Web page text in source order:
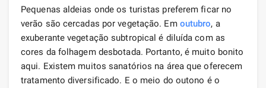
Pequenas aldeias onde os turistas preferem ficar no
verão são cercadas por vegetação. Em outubro, a
exuberante vegetação subtropical é diluída com as
cores da folhagem desbotada. Portanto, é muito bonito
aqui. Existem muitos sanatórios na área que oferecem
tratamento diversificado. E o meio do outono é o